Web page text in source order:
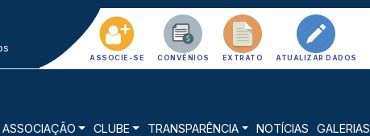
ASSOCIE-SE CONVÊNIOS EXTRATO ATUALIZAR DADOS
ASSOCIAÇÃO CLUBE TRANSPARÊNCIA NOTÍCIAS GALERIAS